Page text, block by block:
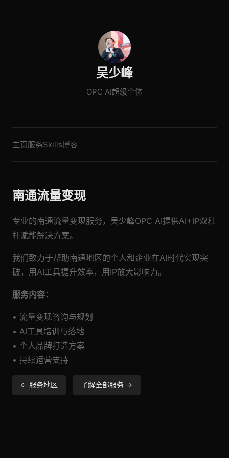
吴少峰
OPC AI超级个体
主页服务Skills博客
南通流量变现
专业的南通流量变现服务，吴少峰OPC AI提供AI+IP双杠
杆赋能解决方案。
我们致力于帮助南通地区的个人和企业在AI时代实现突
破，用AI工具提升效率，用IP放大影响力。
服务内容：
• 流量变现咨询与规划
• AI工具培训与落地
• 个人品牌打造方案
• 持续运营支持
← 服务地区 了解全部服务 →